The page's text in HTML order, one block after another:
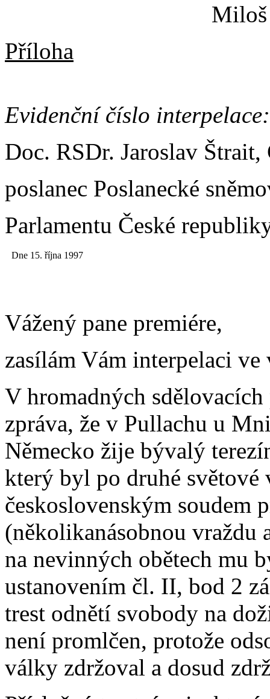
Miloš
Příloha
Evidenční číslo
Doc. RSDr. Jaroslav Štrait,
poslanec Poslanecké
Parlamentu České
Dne 15. října 1997
Vážený pane premiére,
zasílám Vám interpelaci
V hromadných
zpráva, že v Pullachu u
Německo žije bývalý
který byl po druhé světové
československým
(několikanásobnou vraždu
na nevinných obětech mu
ustanovením čl. II, bod 2
trest odnětí svobody na
není promlčen, protože
války zdržoval a dosud